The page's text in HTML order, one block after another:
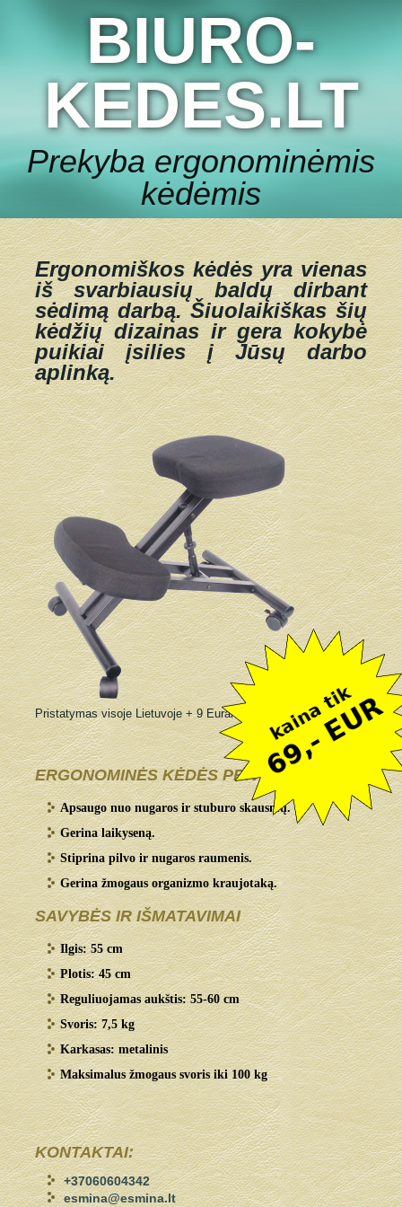
BIURO-
KEDES.LT
Prekyba ergonominėmis
kėdėmis
Ergonomiškos kėdės yra vienas
iš svarbiausių baldų dirbant
sėdimą darbą.Šiuolaikiškas šių
kėdžių dizainas ir gera kokybė
puikiai įsilies į Jūsų darbo
aplinką.
Pristatymas visoje Lietuvoje + 9 Eurai
ERGONOMINĖS KĖDĖS PRIVALUMAI:
Apsaugo nuo nugaros ir stuburo skausmų.
Gerina laikyseną.
Stiprina pilvo ir nugaros raumenis.
Gerina žmogaus organizmo kraujotaką.
SAVYBĖS IR IŠMATAVIMAI
Ilgis: 55 cm
Plotis: 45 cm
Reguliuojamas aukštis: 55-60 cm
Svoris: 7,5 kg
Karkasas: metalinis
Maksimalus žmogaus svoris iki 100 kg
KONTAKTAI:
+37060604342
esmina@esmina.lt